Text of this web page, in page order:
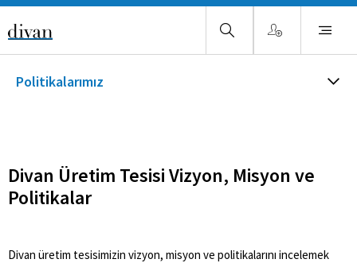
Politikalarımız
Divan Üretim Tesisi Vizyon, Misyon ve
Politikalar
Divan üretim tesisimizin vizyon, misyon ve politikalarını incelemek